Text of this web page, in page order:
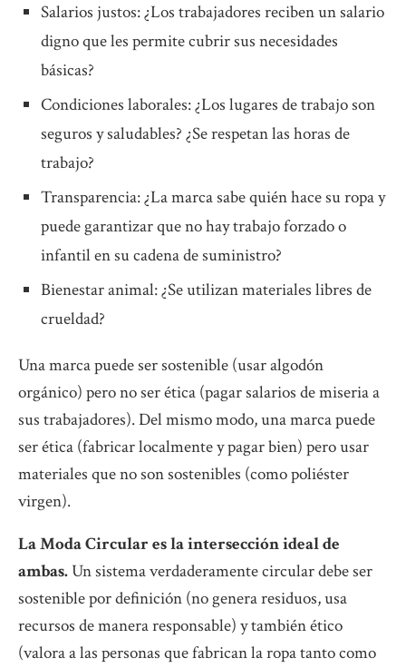
Salarios justos: ¿Los trabajadores reciben un salario
digno que les permite cubrir sus necesidades
básicas?
Condiciones laborales: ¿Los lugares de trabajo son
seguros y saludables? ¿Se respetan las horas de
trabajo?
Transparencia: ¿La marca sabe quién hace su ropa y
puede garantizar que no hay trabajo forzado o
infantil en su cadena de suministro?
Bienestar animal: ¿Se utilizan materiales libres de
crueldad?
Una marca puede ser sostenible (usar algodón
orgánico) pero no ser ética (pagar salarios de miseria a
sus trabajadores). Del mismo modo, una marca puede
ser ética (fabricar localmente y pagar bien) pero usar
materiales que no son sostenibles (como poliéster
virgen).
La Moda Circular es la intersección ideal de
ambas. Un sistema verdaderamente circular debe ser
sostenible por definición (no genera residuos, usa
recursos de manera responsable) y también ético
(valora a las personas que fabrican la ropa tanto como